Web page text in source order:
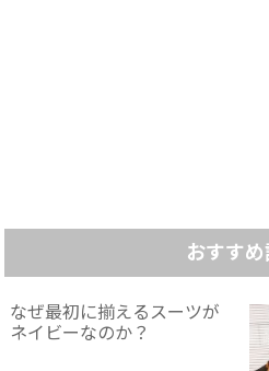
おすすめ
なぜ最初に揃えるスーツが
ネイビーなのか？